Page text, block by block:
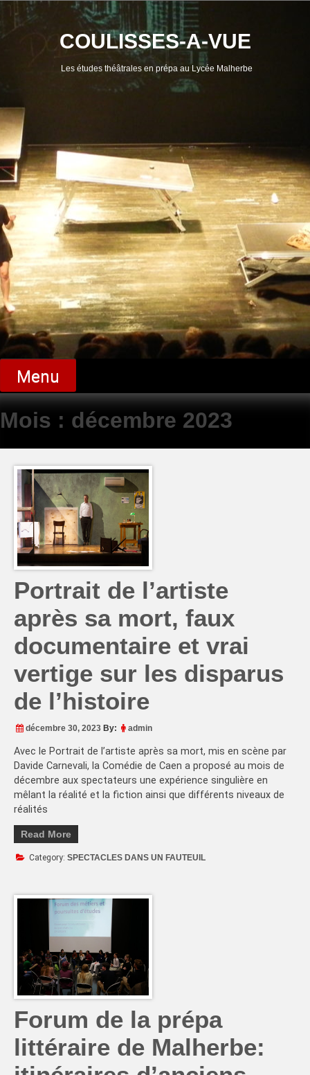
Skip
content
COULISSES-A-VUE
Les études théâtrales en prépa au Lycée Malherbe
Menu
Mois : décembre 2023
Portrait de l’artiste
après sa mort, faux
documentaire et vrai
vertige sur les disparus
de l’histoire
décembre 30, 2023 By: admin
Avec le Portrait de l’artiste après sa mort, mis en scène par
Davide Carnevali, la Comédie de Caen a proposé au mois de
décembre aux spectateurs une expérience singulière en
mêlant la réalité et la fiction ainsi que différents niveaux de
réalités
Read More
Category: SPECTACLES DANS UN FAUTEUIL
Forum de la prépa
littéraire de Malherbe: